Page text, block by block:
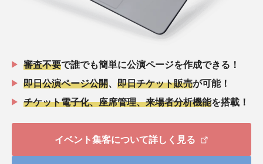
審査不要で誰でも簡単に公演ページを作成できる！
即日公演ページ公開
即日チケット販売が可能！
チケット電子化、座席管理、来場者分析機能を搭載！
イベント集客について詳しく見る